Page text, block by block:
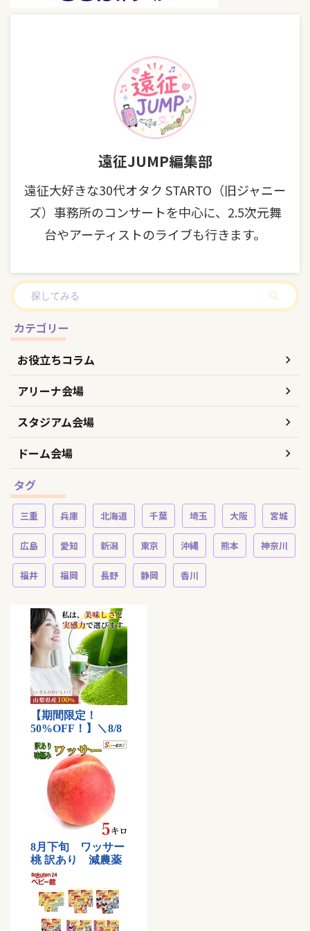
遠征JUMP編集部
遠征大好きな30代オタク STARTO（旧ジャニー
ズ）事務所のコンサートを中心に、2.5次元舞
台やアーティストのライブも行きます。
カテゴリー
お役立ちコラム
アリーナ会場
スタジアム会場
ドーム会場
タグ
三重 兵庫 北海道 千葉 埼玉 大阪 宮城
広島 愛知 新潟 東京 沖縄 熊本 神奈川
福井 福岡 長野 静岡 香川